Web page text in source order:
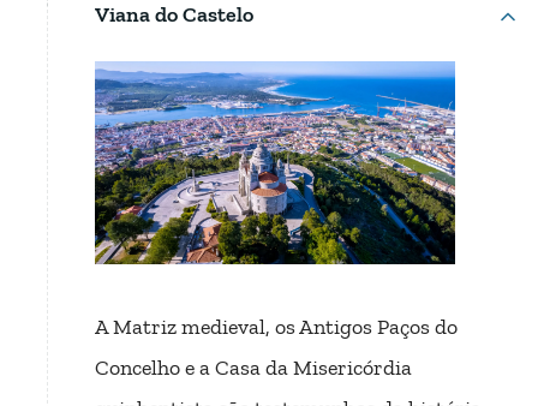
Viana do Castelo
A Matriz medieval, os Antigos Paços do
Concelho e a Casa da Misericórdia